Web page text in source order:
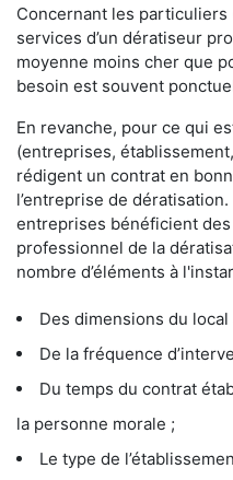
Concernant les
services d’un dératiseur
moyenne moins cher que
besoin est souvent
En revanche, pour ce qui
(entreprises,
rédigent un contrat en
l’entreprise de
entreprises bénéficient
professionnel de la
nombre d’éléments à
Des dimensions du local
De la fréquence
Du temps du contrat
la personne morale ;
Le type de